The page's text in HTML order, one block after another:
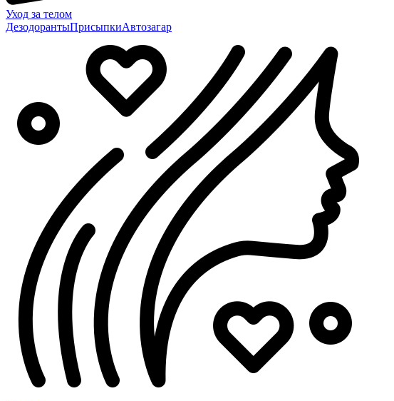
Уход за телом
ДезодорантыПрисыпкиАвтозагар